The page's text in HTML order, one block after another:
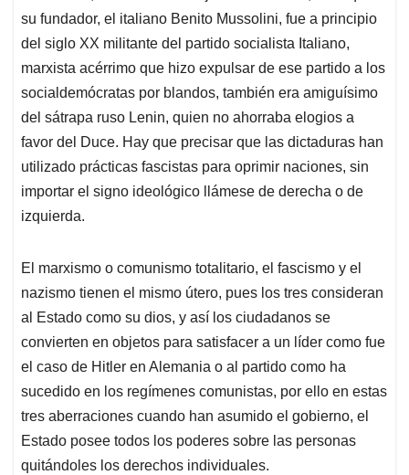
su fundador, el italiano Benito Mussolini, fue a principio
del siglo XX militante del partido socialista Italiano,
marxista acérrimo que hizo expulsar de ese partido a los
socialdemócratas por blandos, también era amiguísimo
del sátrapa ruso Lenin, quien no ahorraba elogios a
favor del Duce. Hay que precisar que las dictaduras han
utilizado prácticas fascistas para oprimir naciones, sin
importar el signo ideológico llámese de derecha o de
izquierda.
El marxismo o comunismo totalitario, el fascismo y el
nazismo tienen el mismo útero, pues los tres consideran
al Estado como su dios, y así los ciudadanos se
convierten en objetos para satisfacer a un líder como fue
el caso de Hitler en Alemania o al partido como ha
sucedido en los regímenes comunistas, por ello en estas
tres aberraciones cuando han asumido el gobierno, el
Estado posee todos los poderes sobre las personas
quitándoles los derechos individuales.